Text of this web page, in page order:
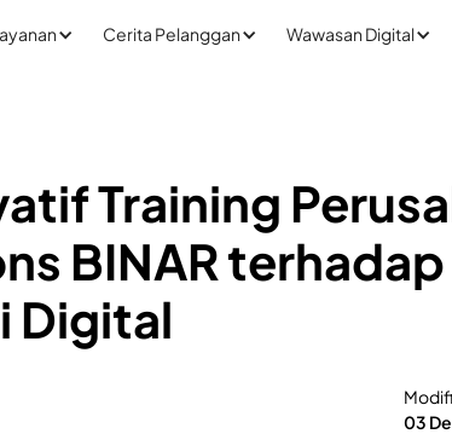
Cerita Pelanggan Wawasan Digital
Training
BINAR terhadap
Digital
03